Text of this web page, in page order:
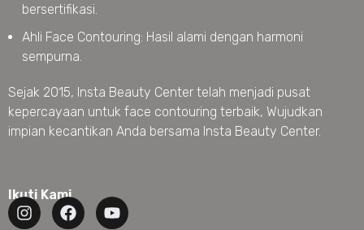
bersertifikasi.
Ahli Face Contouring: Hasil alami dengan harmoni
sempurna.
Sejak 2015, Insta Beauty Center telah menjadi pusat
kepercayaan untuk face contouring terbaik, Wujudkan
impian kecantikan Anda bersama Insta Beauty Center.
Ikuti Kami